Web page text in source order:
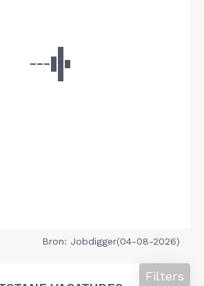
Bron: Jobdigger(04-08-2026)
Filters